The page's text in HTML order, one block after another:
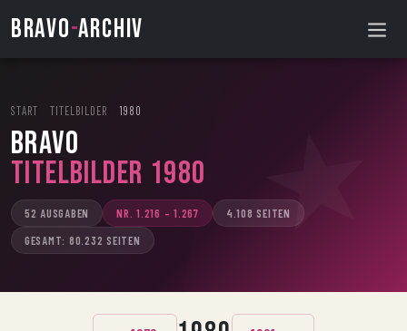
BRAVO-ARCHIV
START TITELBILDER 1980
BRAVO
Titelbilder 1980
52 AUSGABEN NR. 1.216 – 1.267 4.108 SEITEN
GESAMT: 80.232 SEITEN